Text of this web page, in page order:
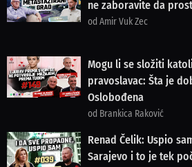
ne zaboravite da
od Amir Vuk Zec
Mogu li se složiti
pravoslavac: Šta je
Oslobođena
od Brankica Raković
Renad Čelik: Uspio
Sarajevo i to je tek